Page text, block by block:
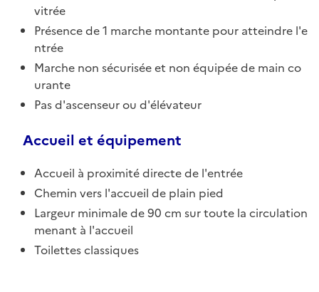
vitrée
Présence de 1 marche montante pour atteindre l'e
ntrée
Marche non sécurisée et non équipée de main co
urante
Pas d'ascenseur ou d'élévateur
Accueil et équipement
Accueil à proximité directe de l'entrée
Chemin vers l'accueil de plain pied
Largeur minimale de 90 cm sur toute la circulation
menant à l'accueil
Toilettes classiques